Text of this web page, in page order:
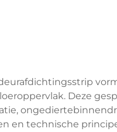
Deze
en technische